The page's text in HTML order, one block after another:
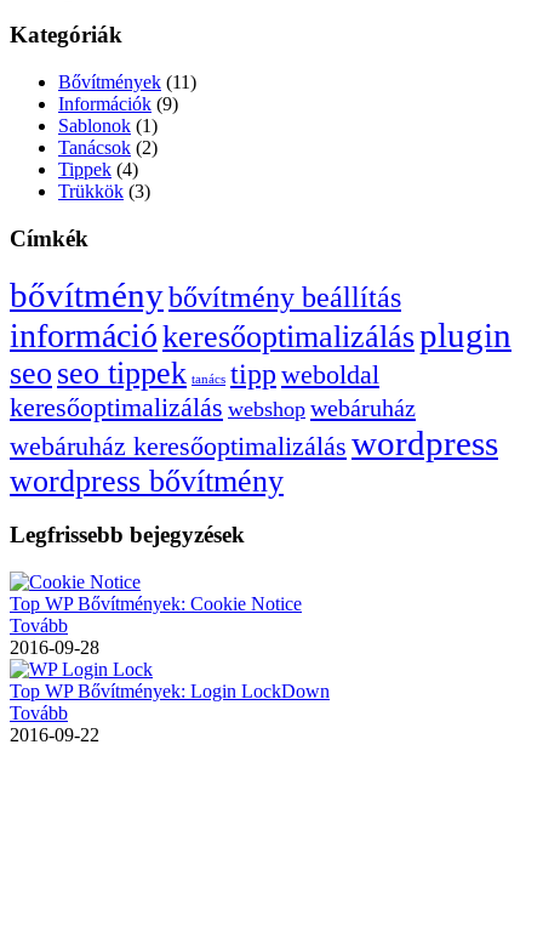
Kategóriák
Bővítmények (11)
Információk (9)
Sablonok (1)
Tanácsok (2)
Tippek (4)
Trükkök (3)
Címkék
bővítménybővítmény beállítás
információkeresőoptimalizálásplugin
seo seo tippek tanács tipp weboldal
keresőoptimalizálás webshop webáruház
webáruház keresőoptimalizálás wordpress
wordpress bővítmény
Legfrissebb bejegyzések
Top WP Bővítmények: Cookie Notice
Tovább
2016-09-28
Top WP Bővítmények: Login LockDown
Tovább
2016-09-22